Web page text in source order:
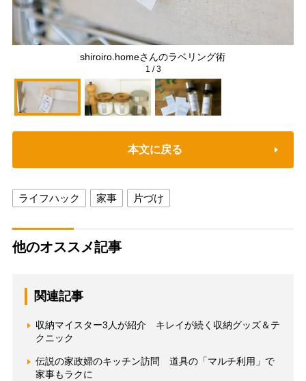
shiroiro.homeさんのラベリング術
1 /3
本文に戻る
ライフハック 家事 片づけ
他のオススメ記事
関連記事
収納マイスター3人が紹介 キレイが続く収納グッズ＆テ
クニック
伝説の家政婦のキッチン訪問 道具の「マルチ利用」で
家事もラクに